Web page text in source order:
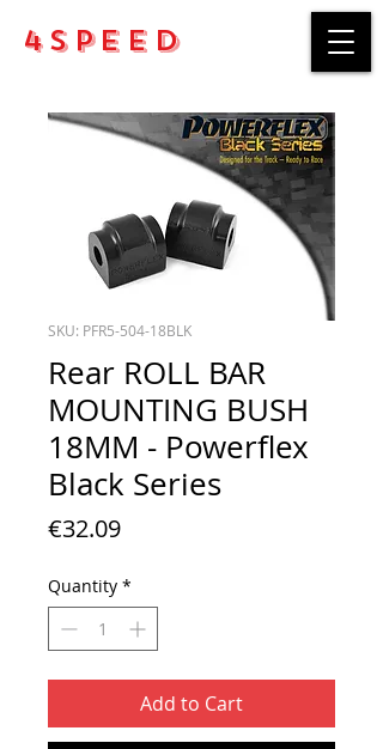
4Speed
SKU: PFR5-504-18BLK
Rear ROLL BAR
MOUNTING BUSH
18MM - Powerflex
Black Series
€32.09Price
Quantity *
Add to Cart